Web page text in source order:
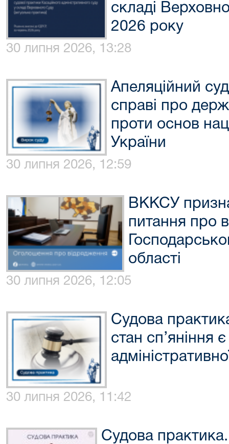
складі
2026 року
30 липня 2026, 13:28
Апеляційний
справі про
проти основ
України
30 липня 2026, 12:59
ВККСУ
питання про
області
30 липня 2026, 12:05
Судова
стан сп’яніння
30 липня 2026, 11:42
Судова